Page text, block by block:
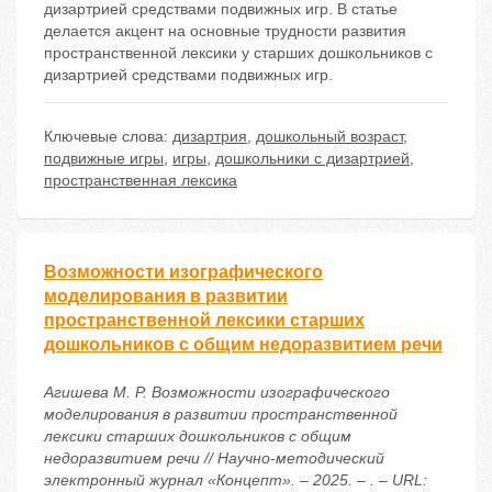
дизартрией средствами подвижных игр. В статье
делается акцент на основные трудности развития
пространственной лексики у старших дошкольников с
дизартрией средствами подвижных игр.
Ключевые слова: дизартрия, дошкольный возраст,
подвижные игры, игры, дошкольники с дизартрией,
пространственная лексика
Возможности изографического
моделирования в развитии
пространственной лексики старших
дошкольников с общим недоразвитием речи
Агишева М. Р. Возможности изографического
моделирования в развитии пространственной
лексики старших дошкольников с общим
недоразвитием речи // Научно-методический
электронный журнал «Концепт». – 2025. – . – URL: